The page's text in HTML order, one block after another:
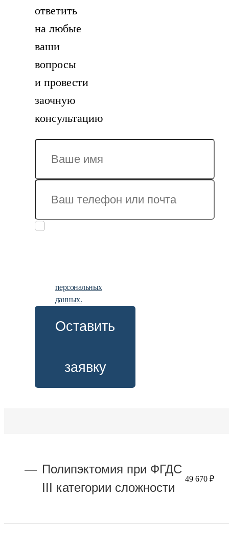
ответить
на любые
ваши
вопросы
и провести
заочную
консультацию
персональных
данных.
Оставить
заявку
Полипэктомия при ФГДС
III категории сложности
49 670 ₽